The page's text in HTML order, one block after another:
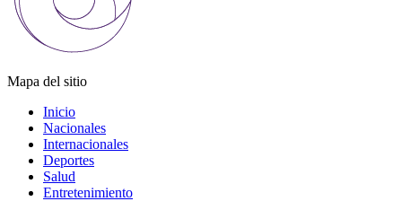
Mapa del sitio
Inicio
Nacionales
Internacionales
Deportes
Salud
Entretenimiento